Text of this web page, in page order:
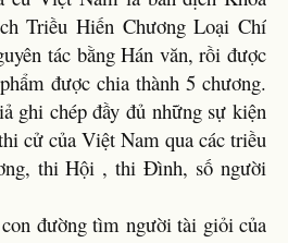
Triều Hiến Chương Loại Chí
tác bằng Hán văn, rồi được
được chia thành 5 chương.
ghi chép đầy đủ những sự kiện
cử của Việt Nam qua các triều
thi Hội , thi Đình, số người
đường tìm người tài giỏi của